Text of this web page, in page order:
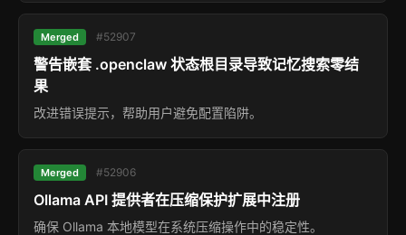
Merged #52907
警告嵌套 .openclaw 状态根目录导致记忆搜索零结
果
改进错误提示，帮助用户避免配置陷阱。
Merged #52906
Ollama API 提供者在压缩保护扩展中注册
确保 Ollama 本地模型在系统压缩操作中的稳定性。